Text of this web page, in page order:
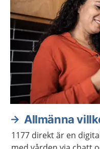
Allmänna
1177 direkt är en